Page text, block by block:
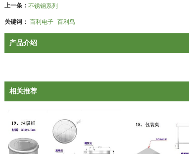
上一条： 不锈钢系列
关键词： 百利电子 百利鸟
产品介绍
相关推荐